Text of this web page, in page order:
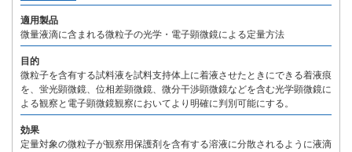
適用製品
微量液滴に含まれる微粒子の光学・電子顕微鏡による定量方法
目的
微粒子を含有する試料液を試料支持体上に着液させたときにできる着液痕
を、蛍光顕微鏡、位相差顕微鏡、微分干渉顕微鏡などを含む光学顕微鏡に
よる観察と電子顕微鏡観察においてより明確に判別可能にする。
効果
定量対象の微粒子が観察用保護剤を含有する溶液に分散されるように液滴